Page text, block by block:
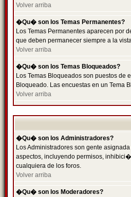
Volver arriba
�Qu� son los Temas Permanentes?
Los Temas Permanentes aparecen por
que deben permanecer siempre a la
Volver arriba
�Qu� son los Temas Bloqueados?
Los Temas Bloqueados son puestos de
Bloqueado. Las encuestas en un Tema
Volver arriba
�Qu� son los Administradores?
Los Administradores son gente
aspectos, incluyendo permisos,
cualquiera de los foros.
Volver arriba
�Qu� son los Moderadores?